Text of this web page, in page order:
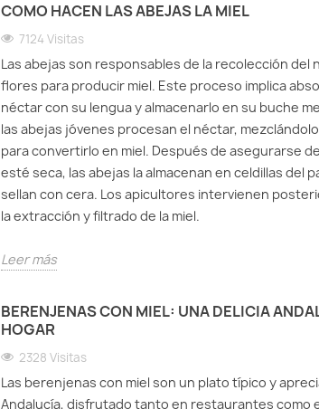
COMO HACEN LAS ABEJAS LA MIEL
7124 Visitas
Las abejas son responsables de la recolección del
flores para producir miel. Este proceso implica
néctar con su lengua y almacenarlo en su buche
las abejas jóvenes procesan el néctar,
para convertirlo en miel. Después de asegurarse
esté seca, las abejas la almacenan en celdillas del
sellan con cera. Los apicultores intervienen
la extracción y filtrado de la miel.
Leer más
BERENJENAS CON MIEL: UNA DELICIA
HOGAR
2328 Visitas
Las berenjenas con miel son un plato típico y
Andalucía, disfrutado tanto en restaurantes como